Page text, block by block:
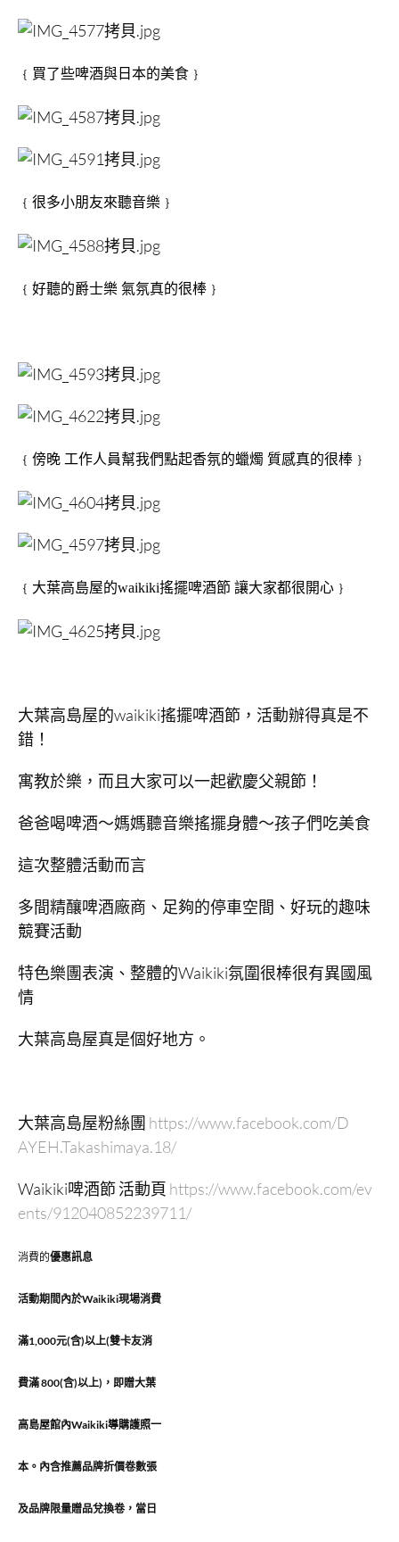
﹛買了些啤酒與日本的美食﹜
﹛很多小朋友來聽音樂﹜
﹛好聽的爵士樂 氣氛真的很棒﹜
﹛傍晚 工作人員幫我們點起香氛的蠟燭 質感真的很棒﹜
﹛大葉高島屋的waikiki搖擺啤酒節 讓大家都很開心﹜
大葉高島屋的waikiki搖擺啤酒節，活動辦得真是不
錯！
寓教於樂，而且大家可以一起歡慶父親節！
爸爸喝啤酒～媽媽聽音樂搖擺身體～孩子們吃美食
這次整體活動而言
多間精釀啤酒廠商、足夠的停車空間、好玩的趣味
競賽活動
特色樂團表演、整體的Waikiki氛圍很棒很有異國風
情
大葉高島屋真是個好地方。
大葉高島屋粉絲團 https://www.facebook.com/D
AYEH.Takashimaya.18/
Waikiki啤酒節 活動頁 https://www.facebook.com/ev
ents/912040852239711/
消費的優惠訊息
活動期間內於Waikiki現場消費
滿1,000元(含)以上(雙卡友消
費滿 800(含)以上)，即贈大葉
高島屋館內Waikiki導購護照一
本。內含推薦品牌折價卷數張
及品牌限量贈品兌換卷，當日